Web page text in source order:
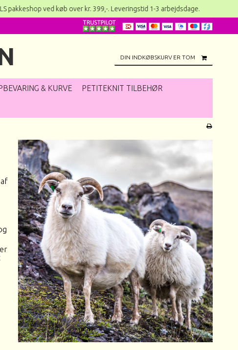
pakkeshop ved køb over kr. 399,-. Leveringstid 1-3
DIN INDKØBSKURV ER TOM
& KURVE PETITEKNIT TILBEHØR